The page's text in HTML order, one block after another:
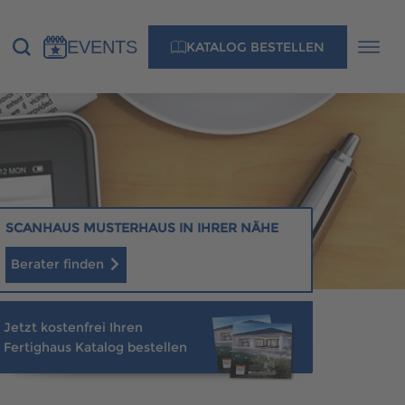
EVENTS KATALOG BESTELLEN
KONTAKT
MUSTERHAUS FINDEN
MUSTERHAUS FINDEN
SCANHAUS MUSTERHAUS IN IHRER NÄHE
Berater finden
Jetzt kostenfrei Ihren
Fertighaus Katalog bestellen